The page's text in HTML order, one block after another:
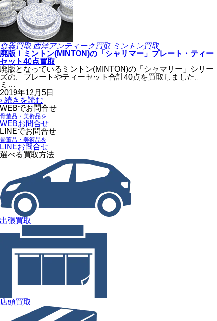
食器買取 西洋アンティーク買取 ミントン買取
廃版！ミントン(MINTON)の「シャリマー」プレート・ティー
セット40点買取
廃版となっているミントン(MINTON)の「シャマリー」シリー
ズの、プレートやティーセット合計40点を買取しました。
ミ…
2019年12月5日
› 続きを読む
WEBでお問合せ
骨董品・美術品を
WEBお問合せ
LINEでお問合せ
骨董品・美術品を
LINEお問合せ
選べる買取方法
出張買取
店頭買取